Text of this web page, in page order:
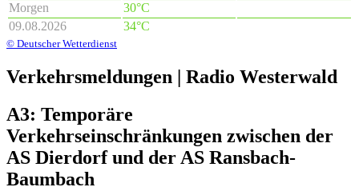
Morgen
30°C
09.08.2026
34°C
© Deutscher Wetterdienst
Verkehrsmeldungen | Radio Westerwald
A3: Temporäre
Verkehrseinschränkungen zwischen der
AS Dierdorf und der AS Ransbach-
Baumbach